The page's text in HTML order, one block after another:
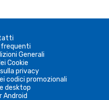
frequenti
Generali
Cookie
privacy
codici promozionali
desktop
Android